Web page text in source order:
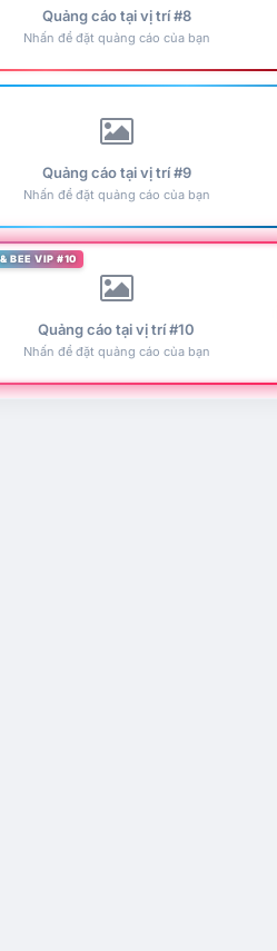
Quảng cáo tại vị trí #8
Nhấn để đặt quảng cáo của bạn
Quảng cáo tại vị trí #9
Nhấn để đặt quảng cáo của bạn
BEE VIP #10
Quảng cáo tại vị trí #10
Nhấn để đặt quảng cáo của bạn